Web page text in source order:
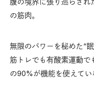
の筋肉。
無限のパワーを秘めた“
筋トレでも有酸素運動で
の90%が機能を使えてい